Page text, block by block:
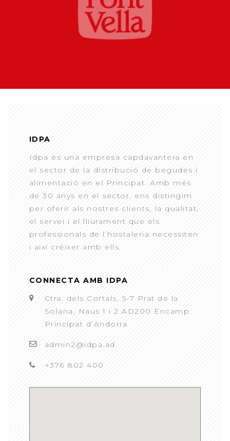
IDPA
Idpa és una empresa capdavantera en
el sector de la distribució de begudes i
alimentació en el Principat. Amb més
de 30 anys en el sector, ens distingim
per oferir als nostres clients, la qualitat,
el servei i el lliurament que els
professionals de l’hostaleria necessiten
i així créixer amb ells.
CONNECTA AMB IDPA
Ctra. dels Cortals, 5-7 Prat de la
Solana, Naus 1 i 2 AD200 Encamp
Principat d’Andorra
admin2@idpa.ad
+376 802 400